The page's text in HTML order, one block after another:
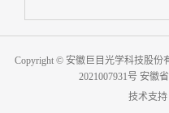
Copyright © 安徽巨目光学科技股份
2021007931号 安徽
技术支持